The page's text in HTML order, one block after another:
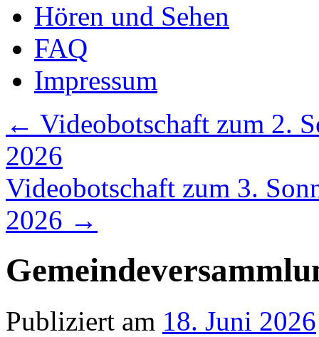
Hören und Sehen
FAQ
Impressum
← Videobotschaft zum 2.
2026
Videobotschaft zum 3.
2026 →
Publiziert am 18. Juni 2026